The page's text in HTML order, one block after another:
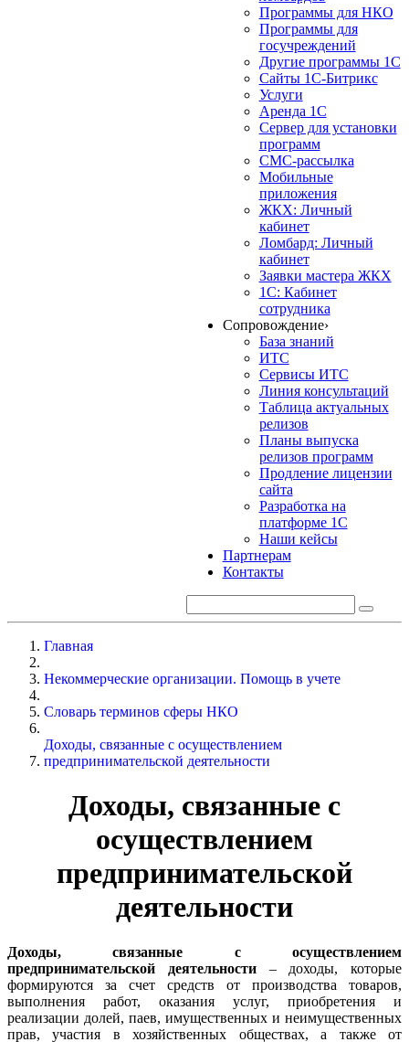
Программы для НКО
Программы для
госучреждений
Другие программы 1С
Сайты 1С-Битрикс
Услуги
Аренда 1С
Сервер для установки
программ
СМС-рассылка
Мобильные
приложения
ЖКХ: Личный
кабинет
Ломбард: Личный
кабинет
Заявки мастера ЖКХ
1С: Кабинет
сотрудника
Сопровождение›
База знаний
ИТС
Сервисы ИТС
Линия консультаций
Таблица актуальных
релизов
Планы выпуска
релизов программ
Продление лицензии
сайта
Разработка на
платформе 1С
Наши кейсы
Партнерам
Контакты
Главная
Некоммерческие организации. Помощь в учете
Словарь терминов сферы НКО
Доходы, связанные с осуществлением
предпринимательской деятельности
Доходы, связанные с
осуществлением
предпринимательской
деятельности
Доходы, связанные с осуществлением
предпринимательской деятельности– доходы, которые
формируются за счет средств от производства товаров,
выполнения работ, оказания услуг, приобретения и
реализации долей, паев, имущественных и неимущественных
прав, участия в хозяйственных обществах, а также от